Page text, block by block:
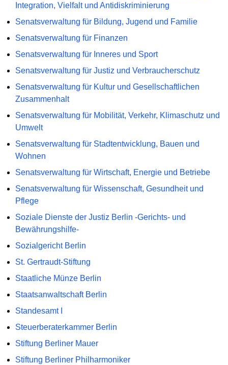
Integration, Vielfalt und Antidiskriminierung
Senatsverwaltung für Bildung, Jugend und Familie
Senatsverwaltung für Finanzen
Senatsverwaltung für Inneres und Sport
Senatsverwaltung für Justiz und Verbraucherschutz
Senatsverwaltung für Kultur und Gesellschaftlichen
Zusammenhalt
Senatsverwaltung für Mobilität, Verkehr, Klimaschutz und
Umwelt
Senatsverwaltung für Stadtentwicklung, Bauen und
Wohnen
Senatsverwaltung für Wirtschaft, Energie und Betriebe
Senatsverwaltung für Wissenschaft, Gesundheit und
Pflege
Soziale Dienste der Justiz Berlin -Gerichts- und
Bewährungshilfe-
Sozialgericht Berlin
St. Gertraudt-Stiftung
Staatliche Münze Berlin
Staatsanwaltschaft Berlin
Standesamt I
Steuerberaterkammer Berlin
Stiftung Berliner Mauer
Stiftung Berliner Philharmoniker